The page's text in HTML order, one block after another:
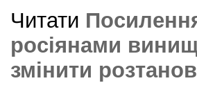
Читати
росіянами
змінити